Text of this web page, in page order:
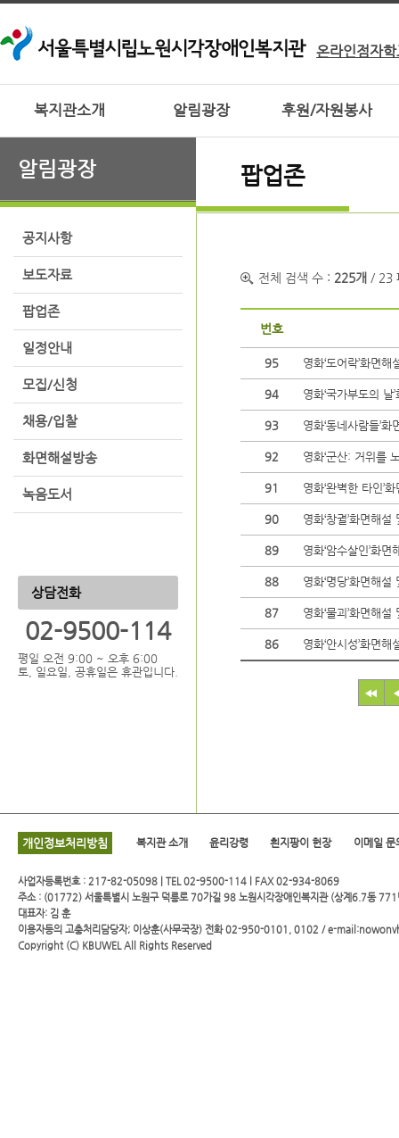
온라인점자
복지관소개 알림광장 후원/자원봉사
알림광장
공지사항
보도자료
팝업존
일정안내
모집/신청
채용/입찰
화면해설방송
녹음도서
상담전화
02-9500-114
평일 오전 9:00 ~ 오후 6:00
토, 일요일, 공휴일은 휴관입니다.
팝업존
전체 검색 수 : 225개 / 23
번호
95 영화‘도어락’화면
94 영화‘국가부도의
93 영화‘동네사람들’
92 영화‘군산: 거위를
91 영화‘완벽한 타인’
90 영화‘창궐’화면해
89 영화‘암수살인’화
88 영화‘명당’화면해
87 영화‘물괴’화면해
86 영화‘안시성’화면
개인정보처리방침 복지관 소개 윤리강령 흰지팡이 헌장 이메일 문
사업자등록번호 : 217-82-05098 | TEL 02-9500-114 l FAX 02-934-8069
주소 : (01772) 서울특별시 노원구 덕릉로 70가길 98 노원시각장애인복지관 (상계6.7동 771
대표자: 김 훈
이용자등의 고충처리담당자; 이상훈(사무국장) 전화 02-950-0101, 0102 / e-
Copyright (C) KBUWELAll Rights Reserved